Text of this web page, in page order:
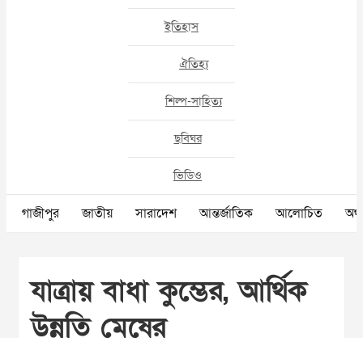
ইতিহাস
ঐতিহ্য
শিল্প-সাহিত্য
ছবিঘর
ভিডিও
গাজীপুর জাতীয় সারাদেশ আন্তর্জাতিক আলোচিত
যাত্রায় বাধা কুম্ভের, আর্থিক
উন্নতি মেষের